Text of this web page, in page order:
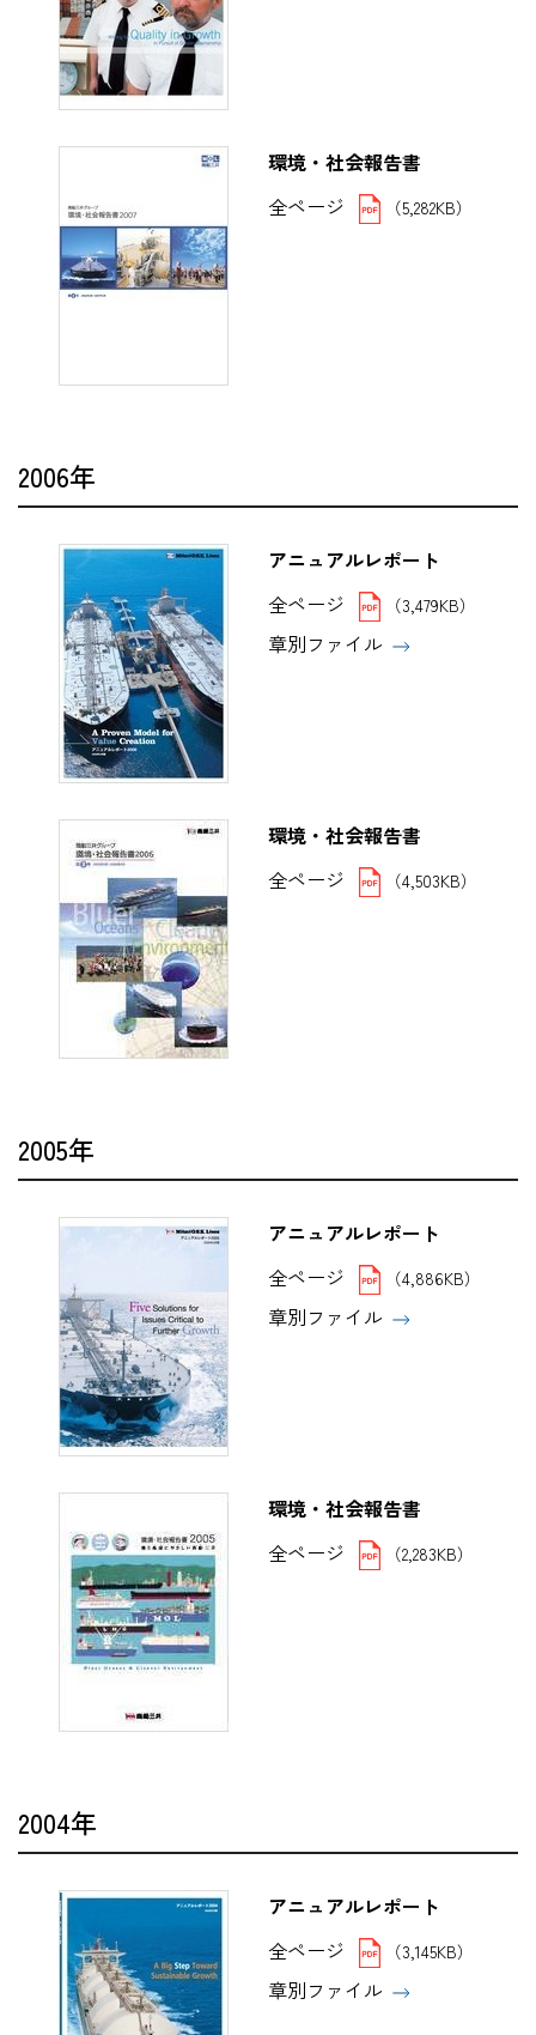
環境・社会報告書
全ページ
（5,282KB）
2006年
アニュアルレポート
全ページ
（3,479KB）
章別ファイル
環境・社会報告書
全ページ
（4,503KB）
2005年
アニュアルレポート
全ページ
（4,886KB）
章別ファイル
環境・社会報告書
全ページ
（2,283KB）
2004年
アニュアルレポート
全ページ
（3,145KB）
章別ファイル